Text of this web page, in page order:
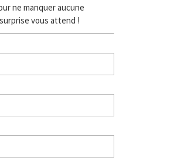
ne manquer aucune
vous attend !